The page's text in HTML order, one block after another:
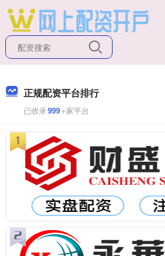
正规配资平台排行
已收录999+家平台